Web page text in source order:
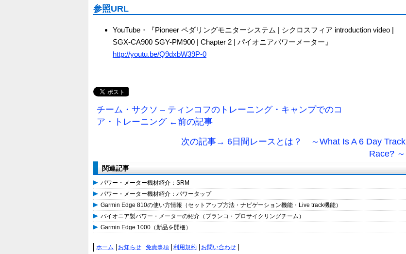
参照URL
YouTube・『Pioneer ペダリングモニターシステム | シクロスフィア introduction video |
SGX-CA900 SGY-PM900 | Chapter 2 | パイオニアパワーメーター』
http://youtu.be/Q9dxbW39P-0
チーム・サクソ – ティンコフのトレーニング・キャンプでのコ
ア・トレーニング ←前の記事
次の記事→ 6日間レースとは？ ～What Is A 6 Day Track
Race? ～
関連記事
パワー・メーター機材紹介：SRM
パワー・メーター機材紹介：パワータップ
Garmin Edge 810の使い方情報（セットアップ方法・ナビゲーション機能・Live track機能）
パイオニア製パワー・メーターの紹介（ブランコ・プロサイクリングチーム）
Garmin Edge 1000（新品を開梱）
ホーム お知らせ 免責事項 利用規約 お問い合わせ